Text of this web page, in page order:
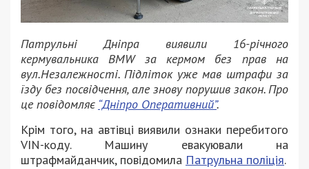
Патрульні Дніпра виявили 16-річного
кермувальника BMW за кермом без прав на
вул.Незалежності. Підліток уже мав штрафи за
їзду без посвідчення, але знову порушив закон. Про
це повідомляє “Дніпро Оперативний”.
Крім того, на автівці виявили ознаки перебитого
VIN-коду. Машину евакуювали на
штрафмайданчик, повідомила Патрульна поліція.